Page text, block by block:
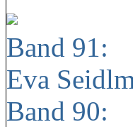
Band 91:
Eva
Band 90: